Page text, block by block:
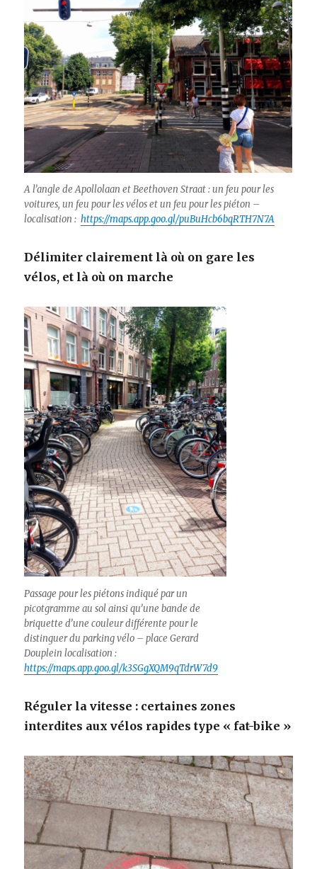
A l’angle de Apollolaan et Beethoven Straat : un feu pour les
voitures, un feu pour les vélos et un feu pour les piéton –
localisation :https://maps.app.goo.gl/puBuHcb6bqRTH7N7A
Délimiter clairement là où on gare les
vélos, et là où on marche
Passage pour les piétons indiqué par un
picotgramme au sol ainsi qu’une bande de
briquette d’une couleur différente pour le
distinguer du parking vélo – place Gerard
Douplein localisation :
https://maps.app.goo.gl/k3SGgXQM9qTdrW7d9
Réguler la vitesse : certaines zones
interdites aux vélos rapides type « fat-bike »